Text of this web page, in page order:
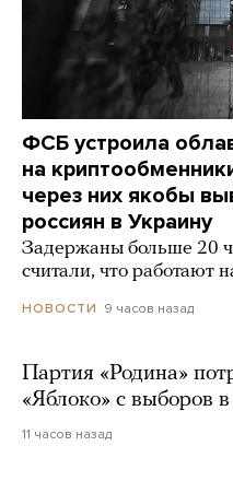
ФСБ устроила
на
через них якобы
россиян в Украину
Задержаны больше 20
считали, что работают
НОВОСТИ 9 часов назад
Партия «Родина»
«Яблоко» с выборов
11 часов назад